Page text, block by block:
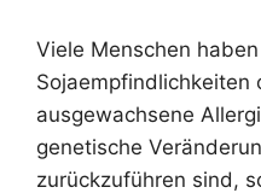
Viele Menschen
Sojaempfindlichkeiten
ausgewachsene
genetische
zurückzuführen sind,